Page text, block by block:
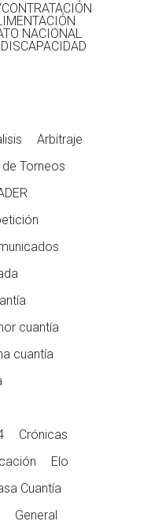
NACIONAL
Arbitraje
de Torneos
cuantía
cuantía
Crónicas
Elo
Cuantía
General